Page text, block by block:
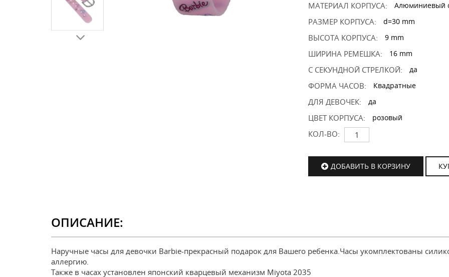
МАТЕРИАЛ КОРПУСА: Алюминиевый
РАЗМЕР КОРПУСА: d=30 mm
ВЫСОТА КОРПУСА: 9 mm
ШИРИНА РЕМЕШКА: 16 mm
С СЕКУНДНОЙ СТРЕЛКОЙ: да
ФОРМА ЧАСОВ: Квадратные
ДЛЯ ДЕВОЧЕК: да
ЦВЕТ КОРПУСА: розовый
КОЛ-ВО:
ДОБАВИТЬ В КОРЗИНУ
ОПИСАНИЕ:
Наручные часы для девочки Barbie-прекрасный подарок для Вашего ребенка.Часы укомплектованы
аллергию.
Также в часах установлен японский кварцевый механизм Miyota 2035